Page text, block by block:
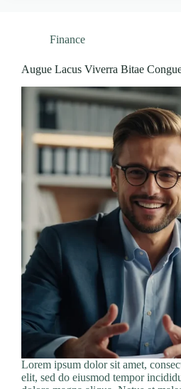
Finance
Augue Lacus Viverra Bitae
Lorem ipsum dolor sit amet,
elit, sed do eiusmod tempor